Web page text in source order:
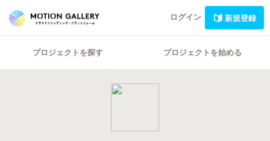
ログイン 新規登録
プロジェクトを探す プロジェクトを始める